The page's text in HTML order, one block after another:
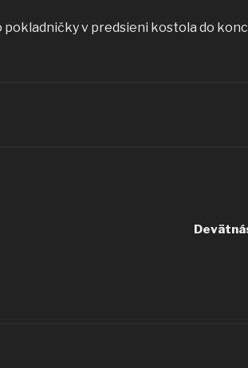
v predsieni kostola do